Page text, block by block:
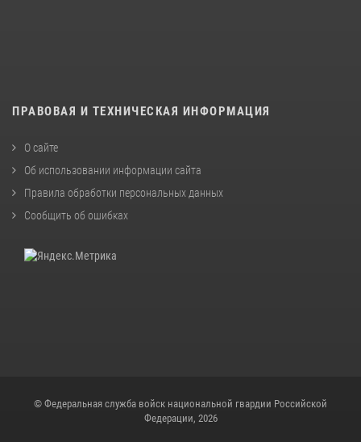
ПРАВОВАЯ И ТЕХНИЧЕСКАЯ ИНФОРМАЦИЯ
О сайте
Об использовании информации сайта
Правила обработки персональных данных
Сообщить об ошибках
© Федеральная служба войск национальной гвардии Российской
Федерации, 2026